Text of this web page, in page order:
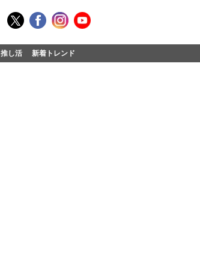
推し活 新着トレンド